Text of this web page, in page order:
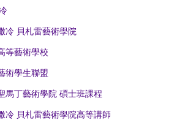
冷 貝札雷藝術學院
等藝術學校
術學生聯盟
馬丁藝術學院 碩士班課程
冷 貝札雷藝術學院高等講師